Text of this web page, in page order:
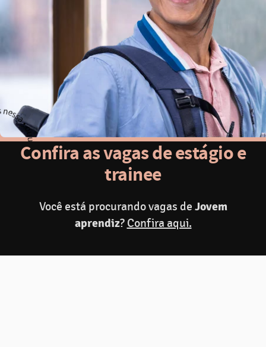
Confira as vagas de estágio e
trainee
Você está procurando vagas de Jovem
aprendiz? Confira aqui.
Fazer inscrição